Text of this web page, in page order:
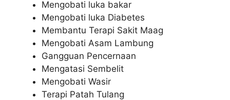
Mengobati luka bakar
Mengobati luka Diabetes
Membantu Terapi Sakit Maag
Mengobati Asam Lambung
Gangguan Pencernaan
Mengatasi Sembelit
Mengobati Wasir
Terapi Patah Tulang